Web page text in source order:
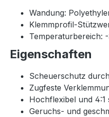
Wandung:
Klemmprofil-
Temperaturbereich:
Eigenschaften
Scheuerschutz
Zugfeste
Hochflexibel und 4:1
Geruchs- und